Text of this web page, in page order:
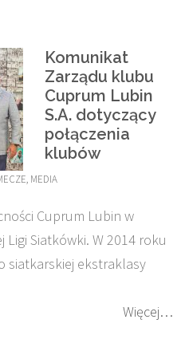
Komunikat
Zarządu klubu
Cuprum Lubin
S.A. dotyczący
połączenia
klubów
, MEDIA
Cuprum Lubin w
Siatkówki. W 2014 roku
siatkarskiej ekstraklasy
Więcej…